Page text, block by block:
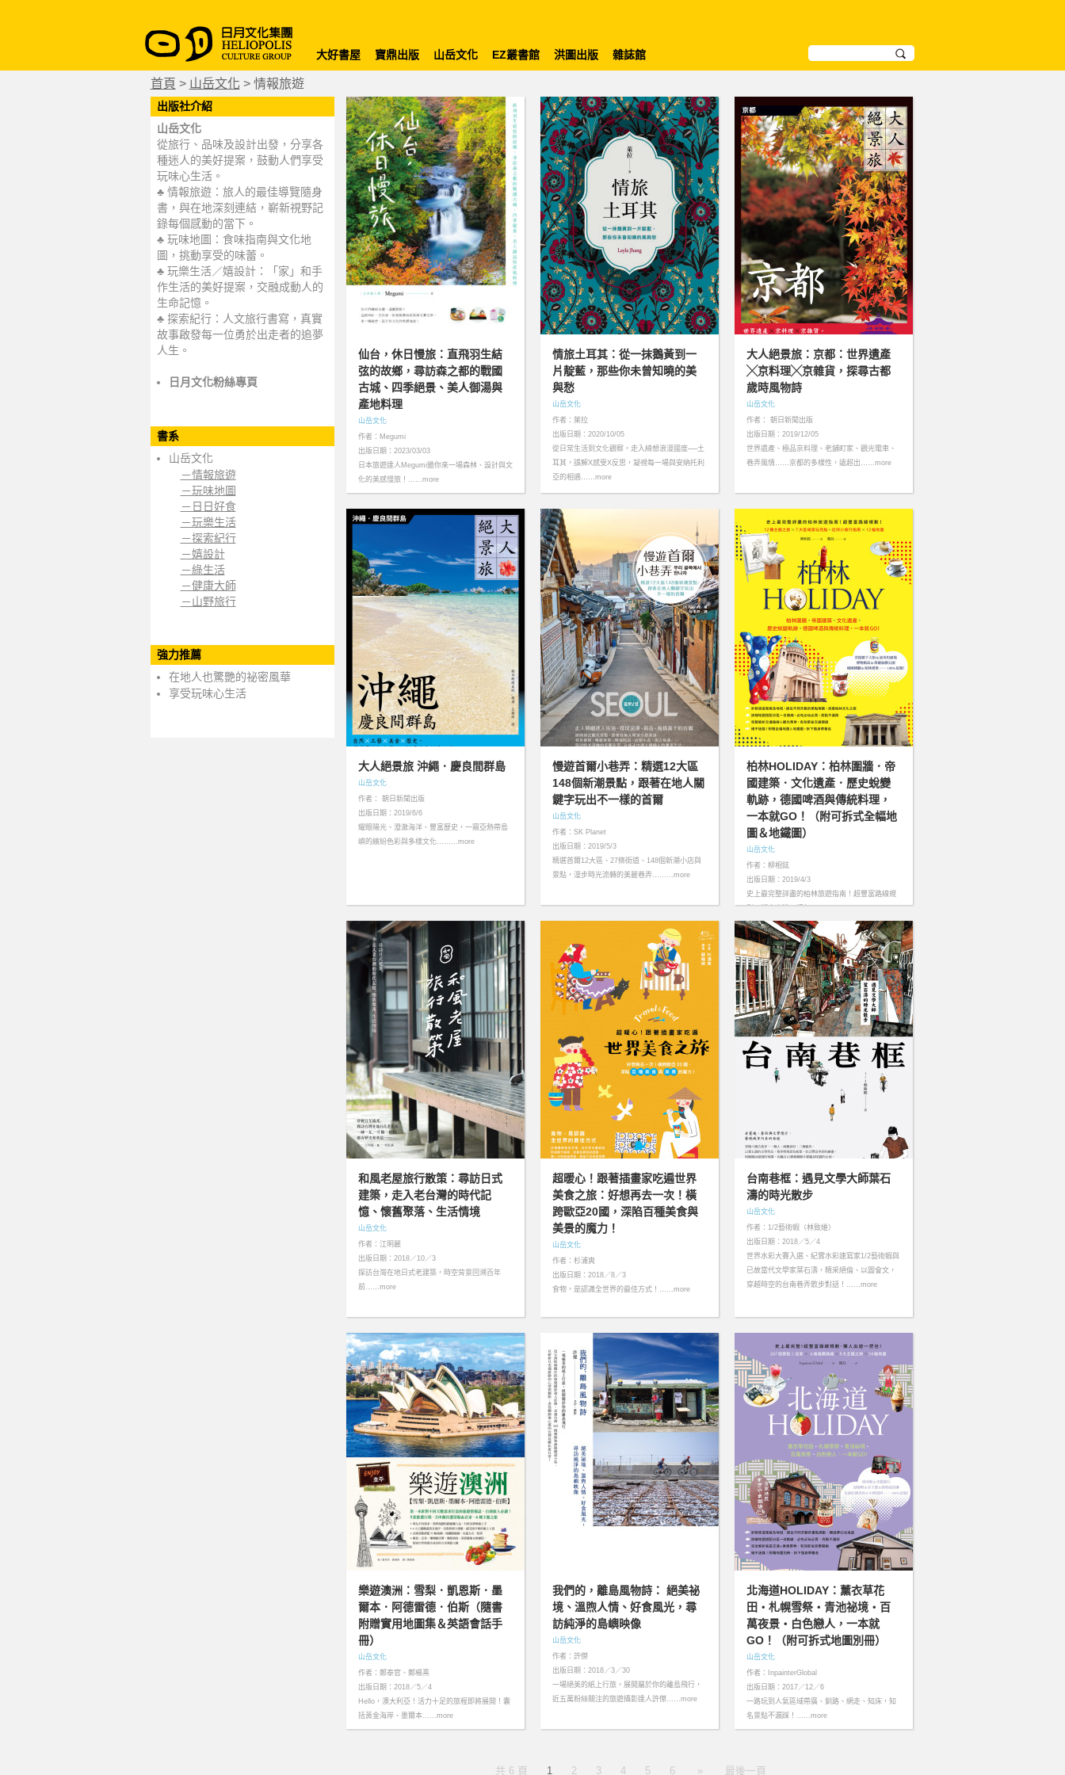
大好書屋 寶鼎出版 山岳文化 EZ叢書館 洪圖出版 雜誌館
首頁 > 山岳文化 > 情報旅遊
出版社介紹
山岳文化
從旅行、品味及設計出發，分享各
種迷人的美好提案，鼓動人們享受
玩味心生活。
♣ 情報旅遊：旅人的最佳導覽隨身
書，與在地深刻連結，嶄新視野記
錄每個感動的當下。
♣ 玩味地圖：食味指南與文化地
圖，挑動享受的味蕾。
♣ 玩樂生活／嬉設計：「家」和手
作生活的美好提案，交融成動人的
生命記憶。
♣ 探索紀行：人文旅行書寫，真實
故事啟發每一位勇於出走者的追夢
人生。
日月文化粉絲專頁
書系
山岳文化
－情報旅遊
－玩味地圖
－日日好食
－玩樂生活
－探索紀行
－嬉設計
－綠生活
－健康大師
－山野旅行
強力推薦
在地人也驚艷的祕密風華
享受玩味心生活
仙台，休日慢旅：直飛羽生結
弦的故鄉，尋訪森之都的戰國
古城、四季絕景、美人御湯與
產地料理
山岳文化
作者：Megumi
出版日期：2023/03/03
日本旅遊達人Megumi邀你來一場森林、設計與文
化的美感慢旅！……more
情旅土耳其：從一抹鵝黃到一
片靛藍，那些你未曾知曉的美
與愁
山岳文化
作者：萊拉
出版日期：2020/10/05
從日常生活到文化觀察，走入綺想浪漫國度──土
耳其，誤解X感受X反思，凝視每一場與安納托利
亞的相遇……more
大人絕景旅：京都：世界遺產
╳京料理╳京雜貨，探尋古都
歲時風物詩
山岳文化
作者： 朝日新聞出版
出版日期：2019/12/05
世界遺產、極品京料理、老舖町家、觀光電車、
巷弄風情……京都的多樣性，遠超出……more
大人絕景旅 沖繩．慶良間群島
山岳文化
作者： 朝日新聞出版
出版日期：2019/6/6
耀眼陽光、澄澈海洋、豐富歷史，一窺亞熱帶島
嶼的繽紛色彩與多樣文化………more
慢遊首爾小巷弄：精選12大區
148個新潮景點，跟著在地人關
鍵字玩出不一樣的首爾
山岳文化
作者：SK Planet
出版日期：2019/5/3
精選首爾12大區、27條街道、148個新潮小店與
景點，漫步時光流轉的美麗巷弄………more
柏林HOLIDAY：柏林圍牆．帝
國建築．文化遺產．歷史蛻變
軌跡，德國啤酒與傳統料理，
一本就GO！（附可拆式全幅地
圖＆地鐵圖）
山岳文化
作者：柳相鉉
出版日期：2019/4/3
史上最完整詳盡的柏林旅遊指南！超豐富路線規
劃，懶人出遊一把包………more
和風老屋旅行散策：尋訪日式
建築，走入老台灣的時代記
憶、懷舊聚落、生活情境
山岳文化
作者：江明麗
出版日期：2018／10／3
探訪台灣在地日式老建築，時空背景回溯百年
前……more
超暖心！跟著插畫家吃遍世界
美食之旅：好想再去一次！橫
跨歐亞20國，深陷百種美食與
美景的魔力！
山岳文化
作者：杉浦爽
出版日期：2018／8／3
食物，是認識全世界的最佳方式！……more
台南巷框：遇見文學大師葉石
濤的時光散步
山岳文化
作者：1/2藝術蝦（林致維）
出版日期：2018／5／4
世界水彩大賽入選、紀實水彩速寫家1/2藝術蝦與
已故當代文學家葉石濤，精采絕倫、以圖會文，
穿越時空的台南巷弄散步對話！……more
樂遊澳洲：雪梨．凱恩斯．墨
爾本．阿德雷德．伯斯（隨書
附贈實用地圖集＆英語會話手
冊）
山岳文化
作者：鄭泰官、鄭楊熹
出版日期：2018／5／4
Hello，澳大利亞！活力十足的旅程即將展開！囊
括黃金海岸、墨爾本……more
我們的，離島風物詩： 絕美祕
境、溫煦人情、好食風光，尋
訪純淨的島嶼映像
山岳文化
作者：許傑
出版日期：2018／3／30
一場絕美的紙上行旅，展開屬於你的離島飛行，
近五萬粉絲關注的旅遊攝影達人許傑……more
北海道HOLIDAY：薰衣草花
田‧札幌雪祭‧青池祕境‧百
萬夜景‧白色戀人，一本就
GO！（附可拆式地圖別冊）
山岳文化
作者：InpainterGlobal
出版日期：2017／12／6
一路玩到人氣區域帶廣、釧路、網走、知床，知
名景點不漏踩！……more
共 6 頁 1 2 3 4 5 6 » 最後一頁